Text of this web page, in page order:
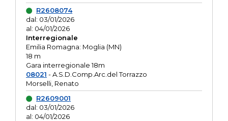
R2608074
dal: 03/01/2026
al: 04/01/2026
Interregionale
Emilia Romagna: Moglia (MN)
18 m
Gara interregionale 18m
08021 - A.S.D.Comp.Arc.del Torrazzo
Morselli, Renato
R2609001
dal: 03/01/2026
al: 04/01/2026